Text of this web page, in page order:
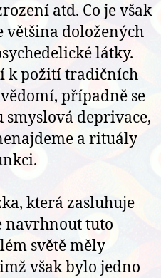
atd. Co je však
většina doložených
látky.
k požití tradičních
případně se
deprivace,
a rituály
která zasluhuje
navrhnout tuto
světě měly
však bylo jedno